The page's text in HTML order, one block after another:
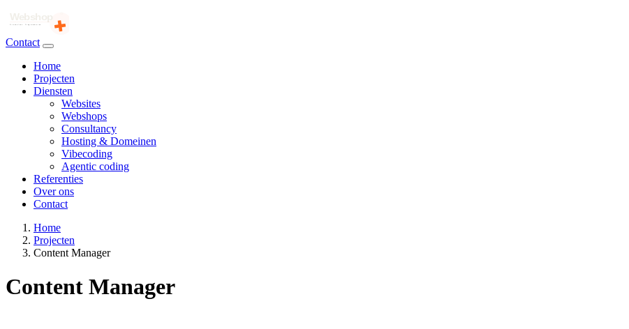
Contact
Home
Projecten
Diensten
Websites
Webshops
Consultancy
Hosting & Domeinen
Vibecoding
Agentic coding
Referenties
Over ons
Contact
Home
Projecten
Content Manager
Content Manager